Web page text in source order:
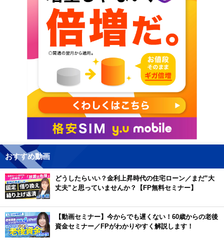
おすすめ動画
どうしたらいい？金利上昇時代の住宅ローン／まだ”大
丈夫”と思っていませんか？【FP無料セミナー】
【動画セミナー】今からでも遅くない！60歳からの老後
資金セミナー／FPがわかりやすく解説します！